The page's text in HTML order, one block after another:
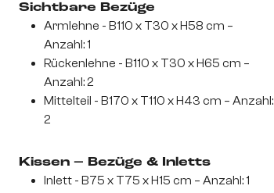
Sichtbare Bezüge
Armlehne - B110 x T30 x H58 cm –
Anzahl: 1
Rückenlehne - B110 x T30 x H65 cm –
Anzahl: 2
Mittelteil - B170 x T110 x H43 cm – Anzahl:
2
Kissen – Bezüge & Inletts
Inlett - B75 x T75 x H15 cm – Anzahl: 1